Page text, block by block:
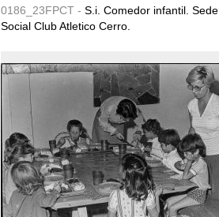
0186_23FPCT - S.i. Comedor infantil. Sede
Social Club Atletico Cerro.